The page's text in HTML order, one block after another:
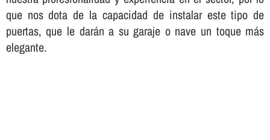
que nos dota de la capacidad de instalar este tipo de
puertas, que le darán a su garaje o nave un toque más
elegante.